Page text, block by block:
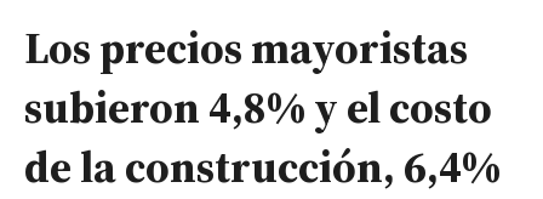
Los precios mayoristas
subieron 4,8% y el costo
de la construcción, 6,4%